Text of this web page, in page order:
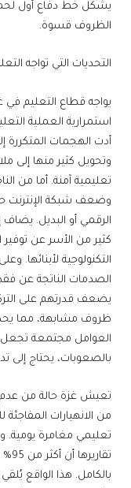
يشكل خط دفاع أول
الظروف قسوة.
التحديات التي تواجه
يواجه قطاع التعليم
استمرارية العملية
أدت الهجمات المتكررة
وتحويل كثير منها إلى
تعليمية آمنة. أما من
وضعف شبكة الإنترنت
الرقمي أو البديل. يضاف
كثير من الأسر عن توفير
التكنولوجية لأبنائها.
الصدمات الناتجة عن
يضعف قدرتهم على
ظروف مشابهة، مما
العوامل مجتمعة تجعل
بالصعوبات، يحتاج إلى
تعيش غزة حالة من عدم
من الانهيارات
تعليمي مغامرة
بالكامل. هذا الواقع